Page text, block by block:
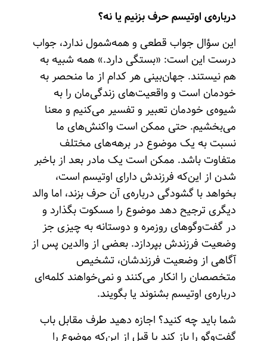
درباره‌ی اوتیسم حرف بزنیم یا نه؟
این سؤال جواب قطعی و همه‌شمول ندارد، جواب
درست این است: «بستگی دارد.» همه شبیه به
هم نیستند. جهان‌بینی هر کدام از ما منحصر به
خودمان است و واقعیت‌های زندگی‌مان را به
شیوه‌ی خودمان تعبیر و تفسیر می‌کنیم و معنا
می‌بخشیم. حتی ممکن است واکنش‌های ما
نسبت به یک موضوع در برهه‌های مختلف
متفاوت باشد. ممکن است یک مادر بعد از باخبر
شدن از این‌که فرزندش دارای اوتیسم است،
بخواهد با گشودگی درباره‌ی آن حرف بزند، اما والد
دیگری ترجیح دهد موضوع را مسکوت بگذارد و
در گفت‌وگوهای روزمره و دوستانه به چیزی جز
وضعیت فرزندش بپردازد. بعضی از والدین پس از
آگاهی از وضعیت فرزندشان، تشخیص
متخصصان را انکار می‌کنند و نمی‌خواهند کلمه‌ای
درباره‌ی اوتیسم بشنوند یا بگویند.
شما باید چه کنید؟ اجازه دهید طرف مقابل باب
گفت‌وگو را باز کند یا قبل از این‌که موضوع را